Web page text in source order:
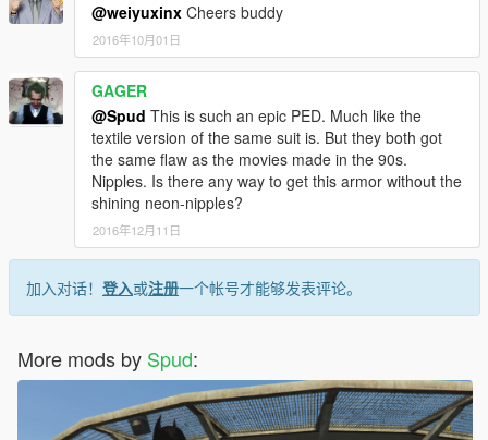
@weiyuxinx Cheers buddy
2016年10月01日
GAGER
@Spud This is such an epic PED. Much like the
textile version of the same suit is. But they both got
the same flaw as the movies made in the 90s.
Nipples. Is there any way to get this armor without the
shining neon-nipples?
2016年12月11日
加入对话！ 登入或注册一个帐号才能够发表评论。
More mods by Spud: